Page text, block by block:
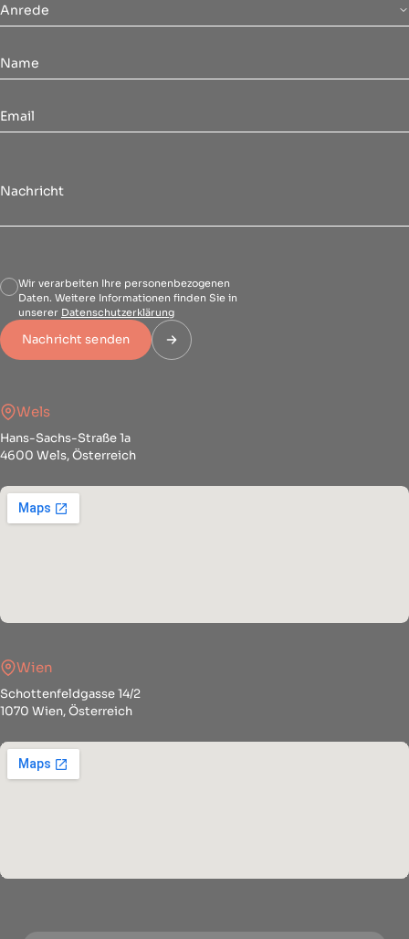
Anrede
Wir verarbeiten Ihre personenbezogenen
Daten. Weitere Informationen finden Sie in
unserer Datenschutzerklärung
Nachricht senden
Wels
Hans-Sachs-Straße 1a
4600 Wels, Österreich
Wien
Schottenfeldgasse 14/2
1070 Wien, Österreich